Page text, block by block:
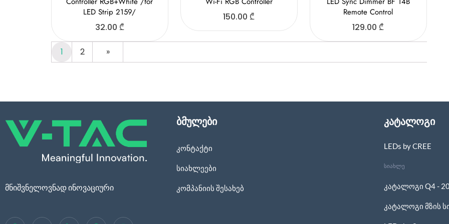
LED Strip 2159/
32.00 ₾
150.00₾
Remote Control
129.00₾
1 2 »
მნიშვნელოვნად ინოვაციური
ბმულები
კონტაქტი
სიახლეები
კომპანიის შესახებ
კატალოგი
LEDs by CREE
სიახლე
კატალოგი Q4 -
კატალოგი მზის